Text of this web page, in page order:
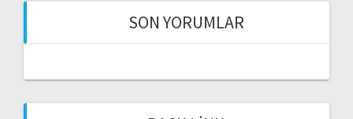
SON YORUMLAR